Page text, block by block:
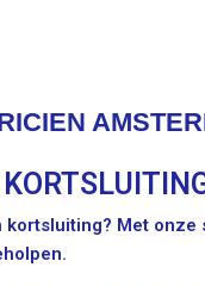
kortsluiting? Met onze